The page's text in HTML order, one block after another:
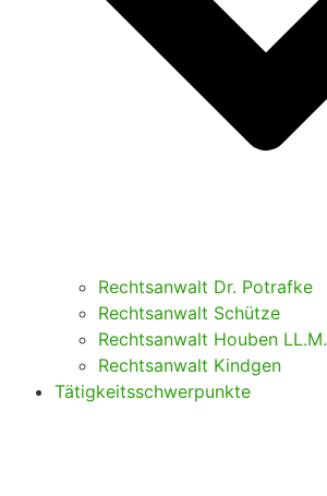
Rechtsanwalt Dr. Potrafke
Rechtsanwalt Schütze
Rechtsanwalt Houben LL.M.
Rechtsanwalt Kindgen
Tätigkeitsschwerpunkte